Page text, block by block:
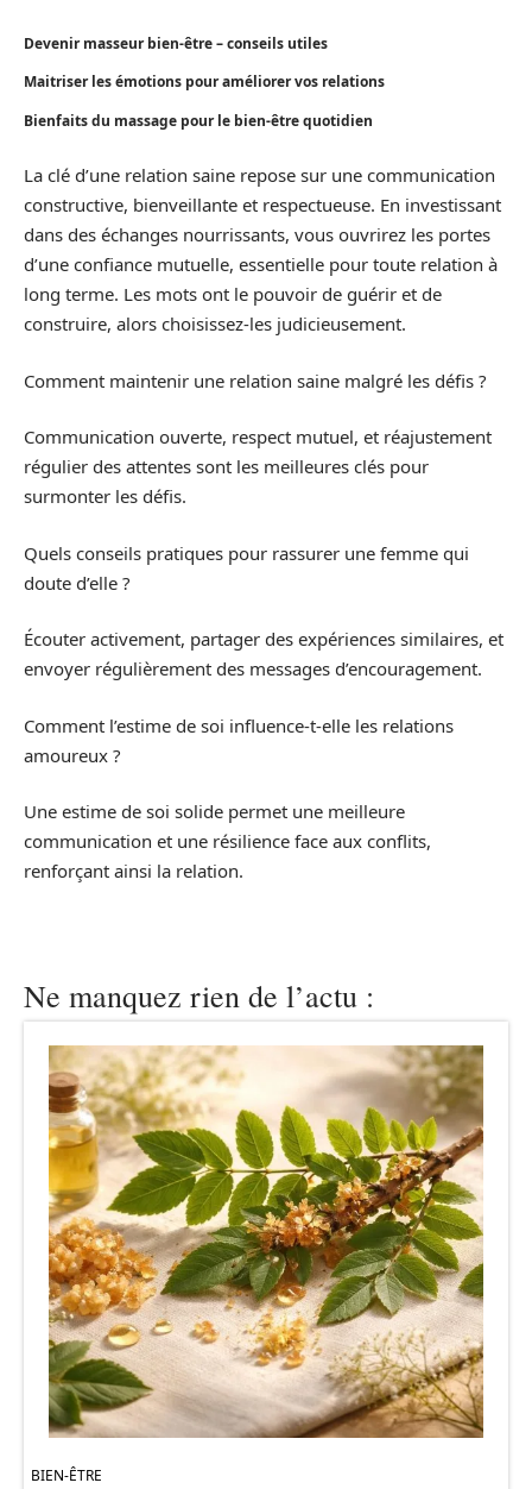
Devenir masseur bien-être – conseils utiles
Maitriser les émotions pour améliorer vos relations
Bienfaits du massage pour le bien-être quotidien
La clé d’une relation saine repose sur une communication
constructive, bienveillante et respectueuse. En investissant
dans des échanges nourrissants, vous ouvrirez les portes
d’une confiance mutuelle, essentielle pour toute relation à
long terme. Les mots ont le pouvoir de guérir et de
construire, alors choisissez-les judicieusement.
Comment maintenir une relation saine malgré les défis ?
Communication ouverte, respect mutuel, et réajustement
régulier des attentes sont les meilleures clés pour
surmonter les défis.
Quels conseils pratiques pour rassurer une femme qui
doute d’elle ?
Écouter activement, partager des expériences similaires, et
envoyer régulièrement des messages d’encouragement.
Comment l’estime de soi influence-t-elle les relations
amoureux ?
Une estime de soi solide permet une meilleure
communication et une résilience face aux conflits,
renforçant ainsi la relation.
Ne manquez rien de l’actu :
BIEN-ÊTRE